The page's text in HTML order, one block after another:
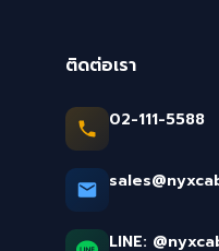
ติดต่อเรา
02-111-5588
LINE: